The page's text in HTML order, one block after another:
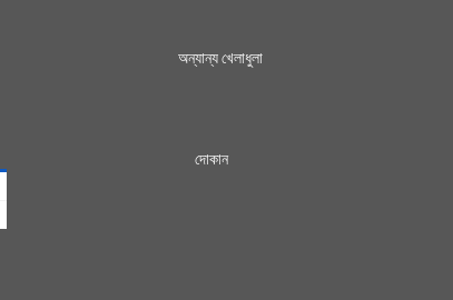
অন্যান্য খেলাধুলা
দোকান